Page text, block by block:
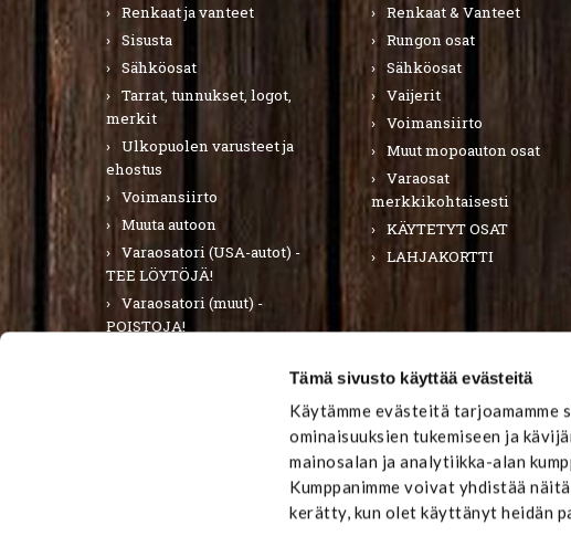
Tämä sivusto käyttää evästeitä
Käytämme evästeitä tarjoamamme
ominaisuuksien tukemiseen ja
mainosalan ja analytiikka-alan
Kumppanimme voivat yhdistää
kerätty, kun olet käyttänyt heidän
Renkaat ja vanteet
Sisusta
Sähköosat
Tarrat, tunnukset, logot,
merkit
Ulkopuolen varusteet ja
ehostus
Voimansiirto
Muuta autoon
Varaosatori (USA-autot) -
TEE LÖYTÖJÄ!
Varaosatori (muut) -
POISTOJA!
Renkaat & Vanteet
Rungon osat
Sähköosat
Vaijerit
Voimansiirto
Muut mopoauton osat
Varaosat
merkkikohtaisesti
KÄYTETYT OSAT
LAHJAKORTTI